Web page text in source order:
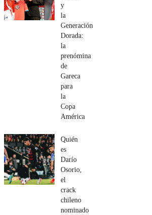
y
la
Generación
Dorada:
la
prenómina
de
Gareca
para
la
Copa
América
Quién
es
Darío
Osorio,
el
crack
chileno
nominado